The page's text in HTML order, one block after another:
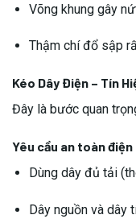
Võng khung gây
Thậm chí đổ sập
Kéo Dây Điện – Tín
Đây là bước quan
Yêu cầu an toàn điện
Dùng dây đủ tải
Dây nguồn và dây